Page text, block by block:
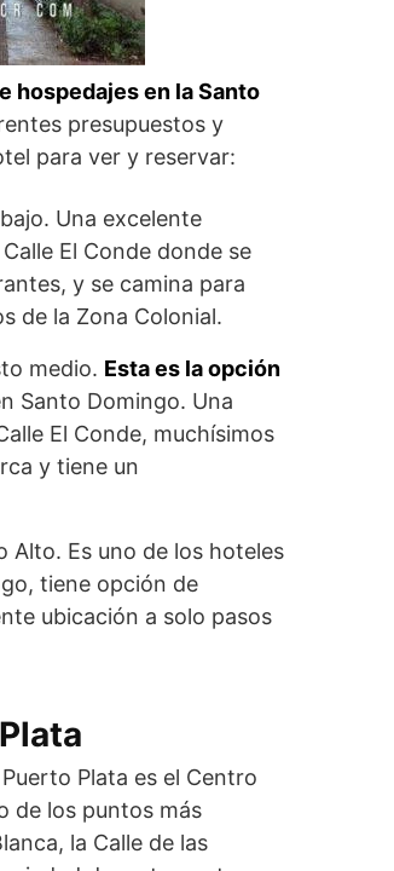
hospedajes en la Santo
presupuestos y
para ver y reservar:
Una excelente
El Conde donde se
y se camina para
de la Zona Colonial.
medio. Esta es la opción
Santo Domingo. Una
El Conde, muchísimos
y tiene un
Alto. Es uno de los hoteles
tiene opción de
ubicación a solo pasos
Plata es el Centro
de los puntos más
la Calle de las